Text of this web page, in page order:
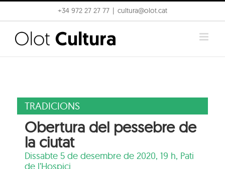
to
content
+34 972 27 27 77 cultura@olot.cat
TRADICIONS
Obertura del pessebre de
la ciutat
Dissabte 5 de desembre de 2020, 19 h, Pati
de l’Hospici